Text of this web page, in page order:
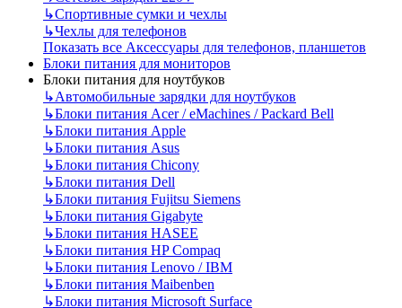
↳Спортивные сумки и чехлы
↳Чехлы для телефонов
Показать все Аксессуары для телефонов, планшетов
Блоки питания для мониторов
Блоки питания для ноутбуков
↳Автомобильные зарядки для ноутбуков
↳Блоки питания Acer / eMachines / Packard Bell
↳Блоки питания Apple
↳Блоки питания Asus
↳Блоки питания Chicony
↳Блоки питания Dell
↳Блоки питания Fujitsu Siemens
↳Блоки питания Gigabyte
↳Блоки питания HASEE
↳Блоки питания HP Compaq
↳Блоки питания Lenovo / IBM
↳Блоки питания Maibenben
↳Блоки питания Microsoft Surface